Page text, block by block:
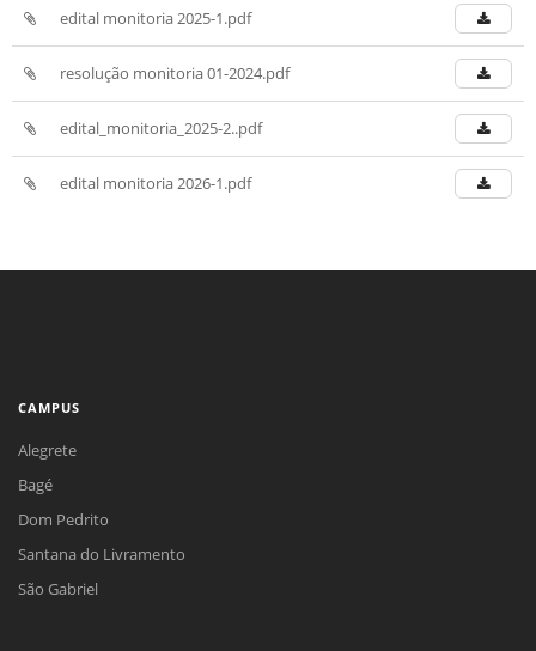
edital monitoria 2025-1.pdf
resolução monitoria 01-2024.pdf
edital_monitoria_2025-2..pdf
edital monitoria 2026-1.pdf
CAMPUS
Alegrete
Bagé
Dom Pedrito
Santana do Livramento
São Gabriel